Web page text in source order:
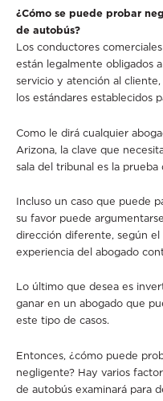
¿Cómo se puede probar
de autobús?
Los conductores
están legalmente obligados
servicio y atención al
los estándares establecidos
Como le dirá cualquier
Arizona, la clave que
sala del tribunal es la
Incluso un caso que puede
su favor puede
dirección diferente, según
experiencia del abogado
Lo último que desea es
ganar en un abogado que
este tipo de casos.
Entonces, ¿cómo puede
negligente? Hay varios
de autobús examinará para